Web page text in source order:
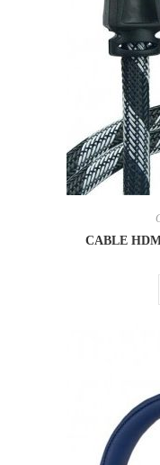
CABLE